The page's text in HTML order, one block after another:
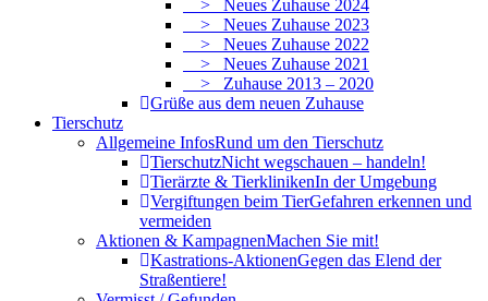
> Neues Zuhause 2024
> Neues Zuhause 2023
> Neues Zuhause 2022
> Neues Zuhause 2021
> Zuhause 2013 – 2020
Grüße aus dem neuen Zuhause
Tierschutz
Allgemeine InfosRund um den Tierschutz
TierschutzNicht wegschauen – handeln!
Tierärzte & TierklinikenIn der Umgebung
Vergiftungen beim TierGefahren erkennen und
vermeiden
Aktionen & KampagnenMachen Sie mit!
Kastrations-AktionenGegen das Elend der
Straßentiere!